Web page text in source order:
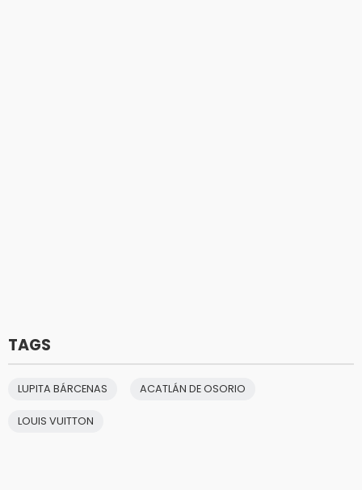
TAGS
LUPITA BÁRCENAS ACATLÁN DE OSORIO
LOUIS VUITTON